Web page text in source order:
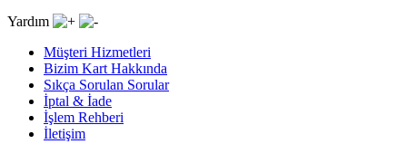
Yardım
Müşteri Hizmetleri
Bizim Kart Hakkında
Sıkça Sorulan Sorular
İptal & İade
İşlem Rehberi
İletişim